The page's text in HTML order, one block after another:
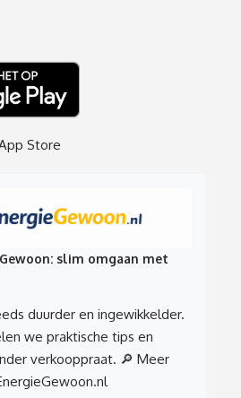
slim omgaan met
duurder en ingewikkelder.
we praktische tips en
verkooppraat. 🔎 Meer